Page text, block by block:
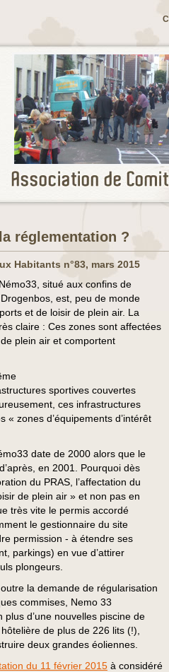
réglementation ?
Habitants n°83, mars 2015
situé aux confins de
est, peu de monde
et de loisir de plein air. La
claire : Ces zones sont affectées
plein air et comportent
sportives couvertes
ces infrastructures
zones d’équipements d’intérêt
date de 2000 alors que le
en 2001. Pourquoi dès
du PRAS, l’affectation du
de plein air » et non pas en
très vite le permis accordé
le gestionnaire du site
permission - à étendre ses
parkings) en vue d’attirer
plongeurs.
la demande de régularisation
commises, Nemo 33
plus d’une nouvelles piscine de
de plus de 226 lits (!),
deux grandes éoliennes.
du 11 février 2015 à considéré